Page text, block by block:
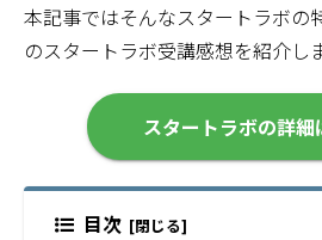
本記事ではそんなスタートラボの
のスタートラボ受講感想を紹介し
スタートラボの詳細
目次